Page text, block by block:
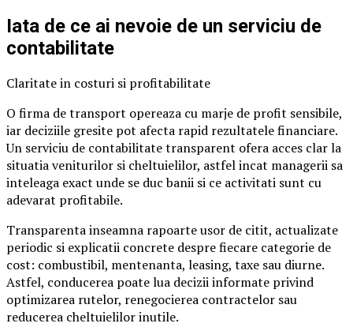
Iata de ce ai nevoie de un serviciu de
contabilitate
Claritate in costuri si profitabilitate
O firma de transport opereaza cu marje de profit sensibile,
iar deciziile gresite pot afecta rapid rezultatele financiare.
Un serviciu de contabilitate transparent ofera acces clar la
situatia veniturilor si cheltuielilor, astfel incat managerii sa
inteleaga exact unde se duc banii si ce activitati sunt cu
adevarat profitabile.
Transparenta inseamna rapoarte usor de citit, actualizate
periodic si explicatii concrete despre fiecare categorie de
cost: combustibil, mentenanta, leasing, taxe sau diurne.
Astfel, conducerea poate lua decizii informate privind
optimizarea rutelor, renegocierea contractelor sau
reducerea cheltuielilor inutile.